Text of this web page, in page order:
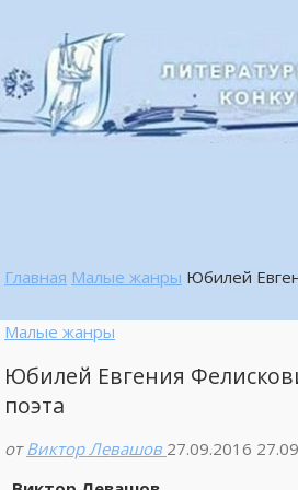
Главная Малые жанры Юбилей
Малые жанры
Юбилей Евгения
поэта
от Виктор Левашов 27.09.2016